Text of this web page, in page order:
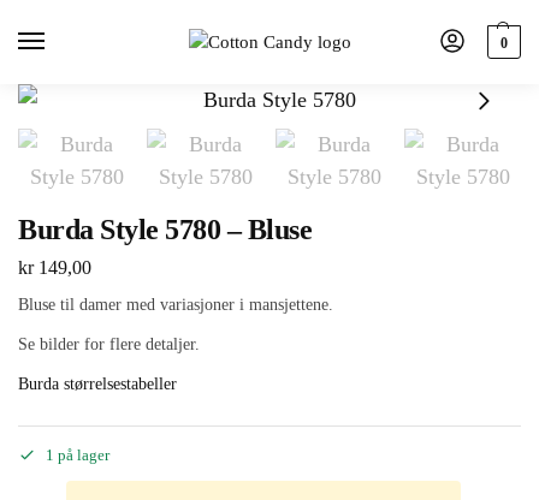
0
Burda Style 5780 – Bluse
kr149,00
Bluse til damer med variasjoner i mansjettene.
Se bilder for flere detaljer.
Burda størrelsestabeller
1 på lager